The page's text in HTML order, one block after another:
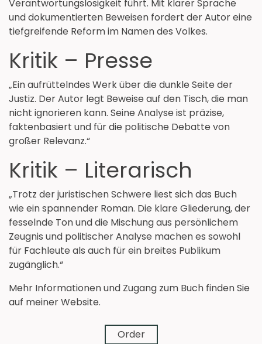
Verantwortungslosigkeit führt. Mit klarer Sprache
und dokumentierten Beweisen fordert der Autor eine
tiefgreifende Reform im Namen des Volkes.
Kritik – Presse
„Ein aufrüttelndes Werk über die dunkle Seite der
Justiz. Der Autor legt Beweise auf den Tisch, die man
nicht ignorieren kann. Seine Analyse ist präzise,
faktenbasiert und für die politische Debatte von
großer Relevanz.“
Kritik – Literarisch
„Trotz der juristischen Schwere liest sich das Buch
wie ein spannender Roman. Die klare Gliederung, der
fesselnde Ton und die Mischung aus persönlichem
Zeugnis und politischer Analyse machen es sowohl
für Fachleute als auch für ein breites Publikum
zugänglich.“
Mehr Informationen und Zugang zum Buch finden Sie
auf meiner Website.
Order➔